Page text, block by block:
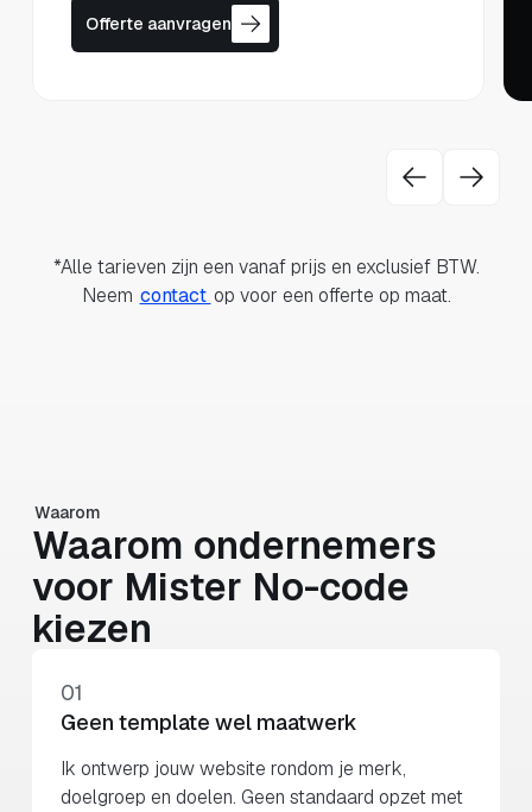
Offerte aanvragen
*Alle tarieven zijn een vanaf prijs en exclusief BTW.
Neem contact op voor een offerte op maat.
Waarom
Waarom ondernemers
voor Mister No-code
kiezen
01
Geen template wel maatwerk
Ik ontwerp jouw website rondom je merk,
doelgroep en doelen. Geen standaard opzet met